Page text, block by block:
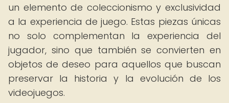
un elemento de coleccionismo y exclusividad
a la experiencia de juego. Estas piezas únicas
no solo complementan la experiencia del
jugador, sino que también se convierten en
objetos de deseo para aquellos que buscan
preservar la historia y la evolución de los
videojuegos.